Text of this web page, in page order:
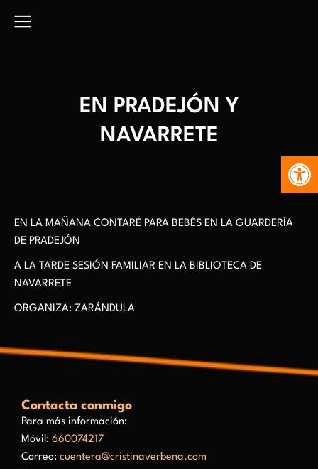
EN PRADEJÓN Y
NAVARRETE
EN LA MAÑANA CONTARÉ PARA BEBÉS EN LA GUARDERÍA
DE PRADEJÓN
A LA TARDE SESIÓN FAMILIAR EN LA BIBLIOTECA DE
NAVARRETE
ORGANIZA: ZARÁNDULA
Contacta conmigo
Para más información:
Móvil: 660074217
Correo: cuentera@cristinaverbena.com